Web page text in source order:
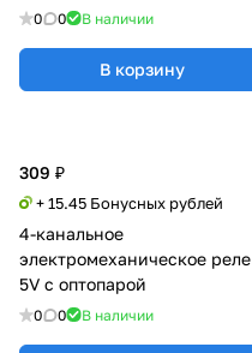
202P
0 0 В наличии
В корзину
309 ₽
+ 15.45 Бонусных рублей
4-канальное
электромеханическое реле
5V с оптопарой
0 0 В наличии